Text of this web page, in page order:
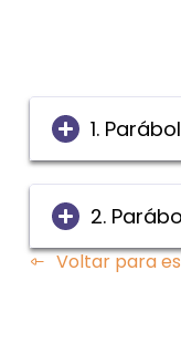
1.
2.
Voltar para